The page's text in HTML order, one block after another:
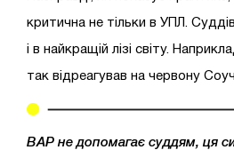
критична не тільки в УПЛ.
і в найкращій лізі світу.
так відреагував на червону
ВАР не допомагає суддям, ця